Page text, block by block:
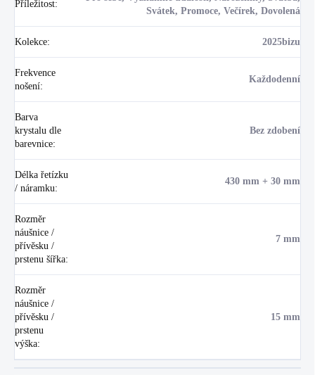
Příležitost:
Svátek, Promoce, Večírek, Dovolená
Kolekce: 2025bizu
Frekvence
nošení:
Každodenní
Barva
krystalu dle
barevnice:
Bez zdobení
Délka řetízku
/ náramku:
430 mm + 30 mm
Rozměr
náušnice /
přívěsku /
prstenu šířka:
7 mm
Rozměr
náušnice /
přívěsku /
prstenu
výška:
15 mm